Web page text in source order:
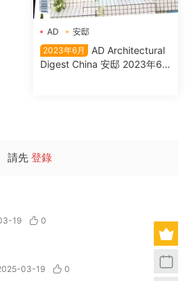
AD
安邸
2023年6月
AD Architectural
Digest China 安邸 2023年6
請先 登錄
19 0
03-19 0